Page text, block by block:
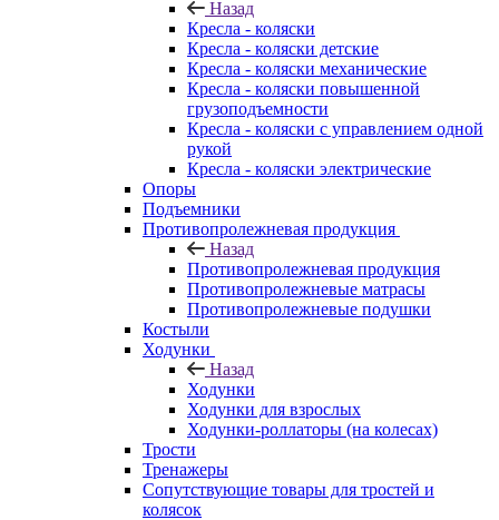
Назад
Кресла - коляски
Кресла - коляски детские
Кресла - коляски механические
Кресла - коляски повышенной
грузоподъемности
Кресла - коляски с управлением одной
рукой
Кресла - коляски электрические
Опоры
Подъемники
Противопролежневая продукция
Назад
Противопролежневая продукция
Противопролежневые матрасы
Противопролежневые подушки
Костыли
Ходунки
Назад
Ходунки
Ходунки для взрослых
Ходунки-роллаторы (на колесах)
Трости
Тренажеры
Сопутствующие товары для тростей и
колясок